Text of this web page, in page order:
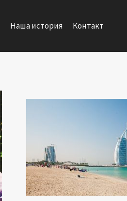
Наша история Контакт